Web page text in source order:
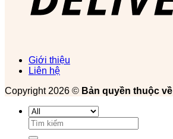
Giới thiệu
Liên hệ
Copyright 2026 © Bản quyền thuộc về
Tìm
kiếm: